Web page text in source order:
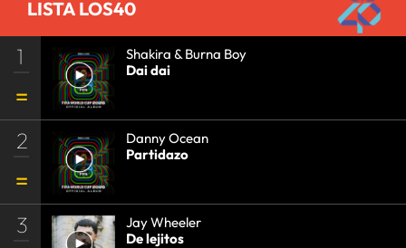
LISTA LOS40
1
Shakira & Burna Boy
Dai dai
2
Danny Ocean
Partidazo
3
Jay Wheeler
De lejitos